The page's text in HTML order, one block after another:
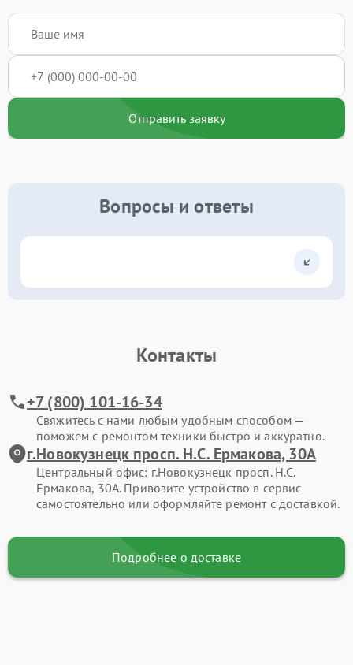
Отправить заявку
Вопросы и ответы
Контакты
+7 (800) 101-16-34
Свяжитесь с нами любым удобным способом —
поможем с ремонтом техники быстро и аккуратно.
г.Новокузнецк просп. Н.С. Ермакова, 30А
Центральный офис: г.Новокузнецк просп. Н.С.
Ермакова, 30А. Привозите устройство в сервис
самостоятельно или оформляйте ремонт с доставкой.
Подробнее о доставке